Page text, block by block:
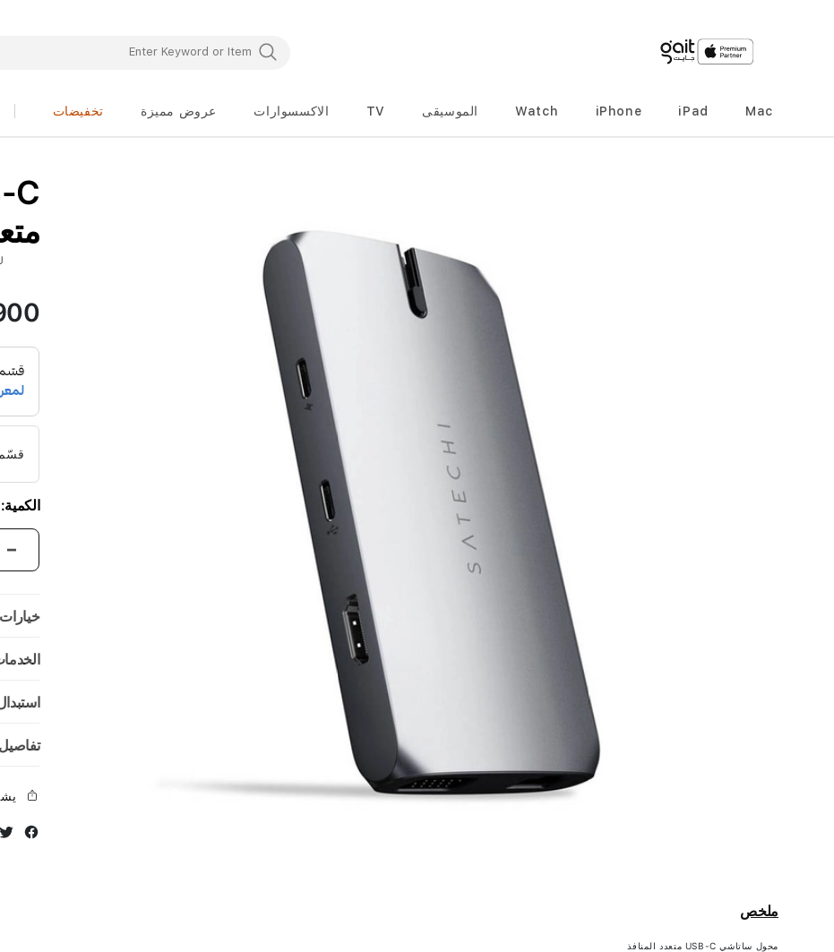
Mac
iPad
iPhone
Watch الموسيقى TV الاكسسوارات عروض مميزة تخفيضات
الكمية:
ملخص
محول ساتاشي USB-C متعدد المنافذ